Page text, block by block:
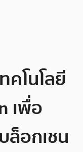
คโนโลยี
เพื่อ
อกเชน